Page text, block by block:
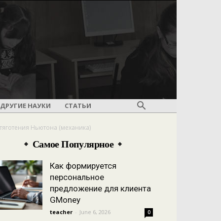
ДРУГИЕ НАУКИ СТАТЬИ
Ньютона (механика)
Самое Популярное
Как формируется
персональное
предложение для клиента
GMoney
teacher - June 6, 2026 0